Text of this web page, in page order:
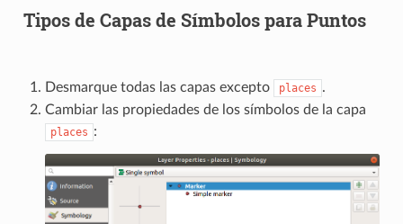
Tipos de Capas de Símbolos para Puntos
Desmarque todas las capas excepto places .
Cambiar las propiedades de los símbolos de la capa
places :